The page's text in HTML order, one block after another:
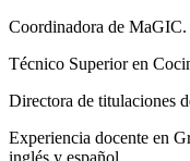
Coordinadora de MaGIC.
Técnico Superior en
Directora de titulaciones
Experiencia docente en
inglés y español.